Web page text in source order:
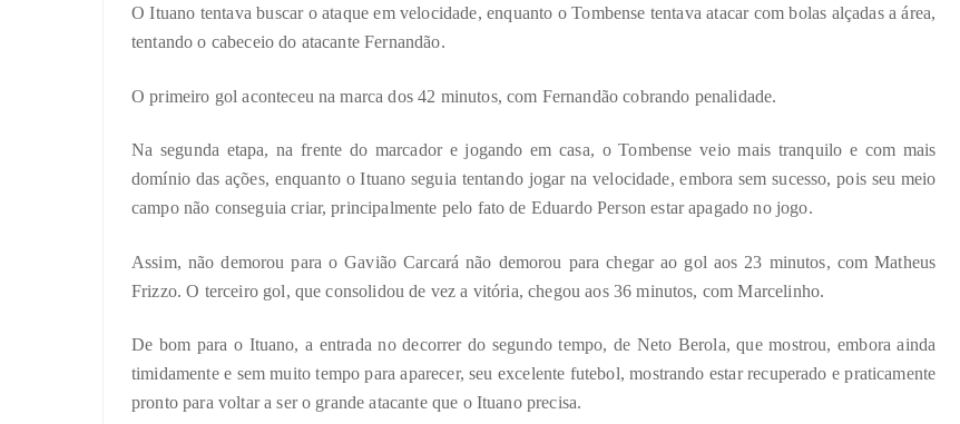
O Ituano tentava buscar o ataque em velocidade, enquanto o Tombense tentava atacar com bolas alçadas a área,
tentando o cabeceio do atacante Fernandão.
O primeiro gol aconteceu na marca dos 42 minutos, com Fernandão cobrando penalidade.
Na segunda etapa, na frente do marcador e jogando em casa, o Tombense veio mais tranquilo e com mais
domínio das ações, enquanto o Ituano seguia tentando jogar na velocidade, embora sem sucesso, pois seu meio
campo não conseguia criar, principalmente pelo fato de Eduardo Person estar apagado no jogo.
Assim, não demorou para o Gavião Carcará não demorou para chegar ao gol aos 23 minutos, com Matheus
Frizzo. O terceiro gol, que consolidou de vez a vitória, chegou aos 36 minutos, com Marcelinho.
De bom para o Ituano, a entrada no decorrer do segundo tempo, de Neto Berola, que mostrou, embora ainda
timidamente e sem muito tempo para aparecer, seu excelente futebol, mostrando estar recuperado e praticamente
pronto para voltar a ser o grande atacante que o Ituano precisa.